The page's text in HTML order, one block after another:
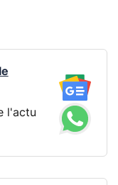
l'actu